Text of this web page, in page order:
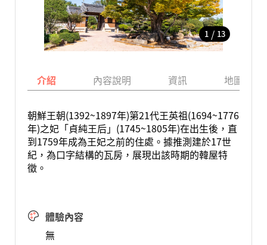
1 / 13
介紹 內容說明 資訊 地圖
朝鮮王朝(1392~1897年)第21代王英祖(1694~1776
年)之妃「貞純王后」(1745~1805年)在出生後，直
到1759年成為王妃之前的住處。據推測建於17世
紀，為口字結構的瓦房，展現出該時期的韓屋特
徵。
體驗內容
無